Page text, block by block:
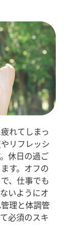
れてしまっ
リフレッシ
休日の過ご
す。オフの
、仕事でも
いようにオ
理と体調管
必須のスキ